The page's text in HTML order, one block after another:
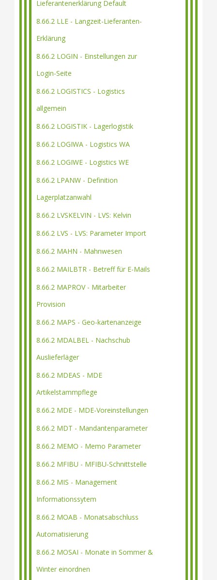
Lieferantenerklärung Default
8.66.2 LLE - Langzeit-Lieferanten-
Erklärung
8.66.2 LOGIN - Einstellungen zur
Login-Seite
8.66.2 LOGISTICS - Logistics
allgemein
8.66.2 LOGISTIK - Lagerlogistik
8.66.2 LOGIWA - Logistics WA
8.66.2 LOGIWE - Logistics WE
8.66.2 LPANW - Definition
Lagerplatzanwahl
8.66.2 LVSKELVIN - LVS: Kelvin
8.66.2 LVS - LVS: Parameter Import
8.66.2 MAHN - Mahnwesen
8.66.2 MAILBTR - Betreff für E-Mails
8.66.2 MAPROV - Mitarbeiter
Provision
8.66.2 MAPS - Geo-kartenanzeige
8.66.2 MDALBEL - Nachschub
Auslieferläger
8.66.2 MDEAS - MDE
Artikelstammpflege
8.66.2 MDE - MDE-Voreinstellungen
8.66.2 MDT - Mandantenparameter
8.66.2 MEMO - Memo Parameter
8.66.2 MFIBU - MFIBU-Schnittstelle
8.66.2 MIS - Management
Informationssytem
8.66.2 MOAB - Monatsabschluss
Automatisierung
8.66.2 MOSAI - Monate in Sommer &
Winter einordnen